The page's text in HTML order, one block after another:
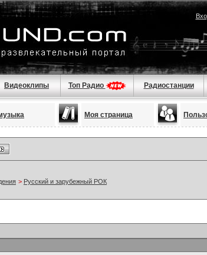
Видеоклипы Топ Радио Радиостанции
Моя страница
> Русский и зарубежный РОК